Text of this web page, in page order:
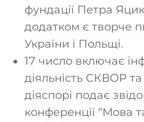
фундації Петра
додатком є творче
України і Польщі.
17 число включає
діяльність СКВОР
діяспорі подає
конференції “Мова